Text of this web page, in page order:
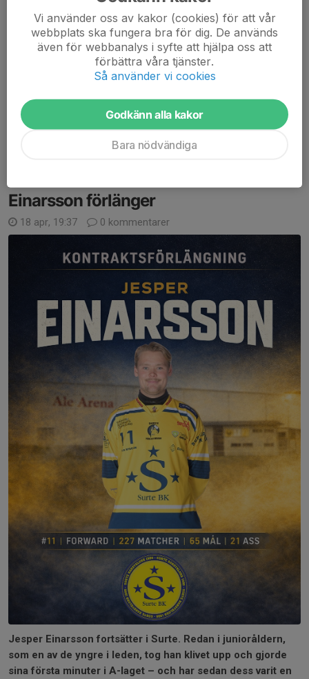
Ebbe Olsson Gillervik 19 förlänger med Surte BK och blir
kvar i klubben även kommande säsong.
Ebbe Olsson Gillervik har IFK Kungälv som moderklubb, men
flyttade under ungdomsåren över älven till Surte BK.
Einarsson förlänger
18 apr, 19:37 0 kommentarer
Jesper Einarsson fortsätter i Surte. Redan i junioråldern,
som en av de yngre i leden, tog han klivet upp och gjorde
sina första minuter i A-laget – och har sedan dess varit en
Vi använder oss av kakor (cookies) för att vår
webbplats ska fungera bra för dig. De används
även för webbanalys i syfte att hjälpa oss att
förbättra våra tjänster.
Så använder vi cookies
Godkänn alla kakor
Bara nödvändiga